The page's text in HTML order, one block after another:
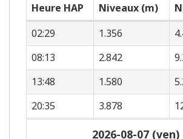
Heure HAP Niveaux (m)
02:29
1.356
08:13
2.842
13:48
1.580
20:35
3.878
2026-08-07 (ven)